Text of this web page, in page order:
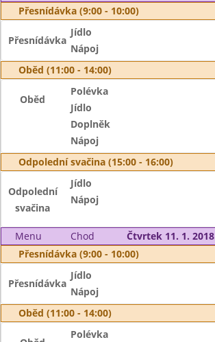
Přesnídávka (9:00 - 10:00)
Přesnídávka
Jídlo
Nápoj
Oběd (11:00 - 14:00)
Oběd
Polévka
Jídlo
Doplněk
Nápoj
Odpolední svačina (15:00 - 16:00)
Odpolední
svačina
Jídlo
Nápoj
Menu Chod
Čtvrtek 11. 1. 2018
Přesnídávka (9:00 - 10:00)
Přesnídávka
Jídlo
Nápoj
Oběd (11:00 - 14:00)
Polévka